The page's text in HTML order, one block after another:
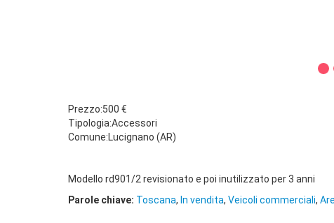
Prezzo:500 €
Tipologia:Accessori
Comune:Lucignano (AR)
Modello rd901/2 revisionato e poi inutilizzato per 3 anni
Parole chiave: Toscana, In vendita, Veicoli commerciali,